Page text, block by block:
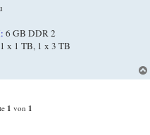
6 GB DDR 2
1 x 1 TB, 1 x 3 TB
1 von 1